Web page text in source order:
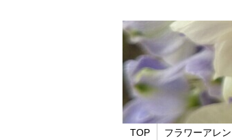
TOP フラワーアレ